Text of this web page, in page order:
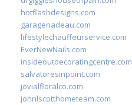
hotflashdesigns.com
garagenadeau.com
lifestylechauffeurservice.com
EverNewNails.com
insideoutdecoratingcentre.com
salvatoresinpoint.com
jovialfloralco.com
johnlscotthometeam.com